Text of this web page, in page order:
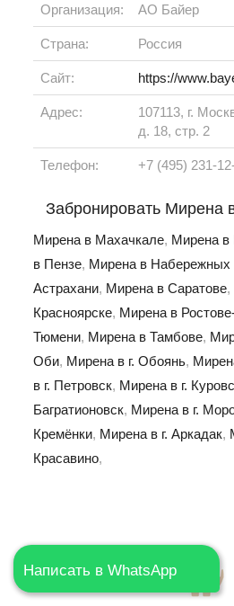
Организация: АО Байер
Страна: Россия
Сайт: https://
Адрес:
107113, г.
д. 18, стр. 2
Телефон: +7 (495) 231-
Забронировать Мирена
Мирена в Махачкале, Мирена в
в Пензе, Мирена в Набережных
Астрахани, Мирена в Саратове,
Красноярске, Мирена в
Тюмени, Мирена в Тамбове,
Оби, Мирена в г. Обоянь,
в г. Петровск, Мирена в г.
Багратионовск, Мирена в г.
Кремёнки, Мирена в г. Аркадак,
Красавино,
Написать в WhatsApp